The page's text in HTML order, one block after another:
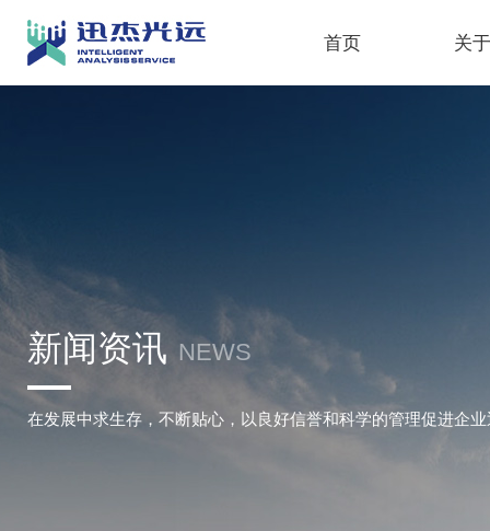
首页 关
新闻资讯 NEWS
在发展中求生存，不断贴心，以良好信誉和科学的管理促进企